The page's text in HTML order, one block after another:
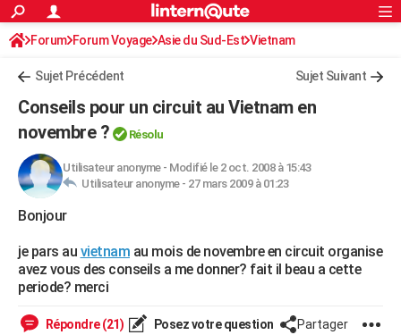
ACTUALITÉS
Politique
Société
Faits Divers
Education
Monde
Villes
+
Programme TV
Sorties cinéma
FINANCE
Retraite
Impôts
Epargne
Immobilier
Risques naturels par ville
Banque
Assurance
Crédit
AUTO
Essais
Réserver un essai
Citadines
Berlines
SUV
Forum auto
HIGH-TECH
Forum
Aménagement intérieur
Extérieur
Cuisine
Salle de bains
Jardinage
Rangement
WEEK-END
LIFESTYLE
S'inscrire
Connexion
Forum Forum Voyage Asie du Sud-Est Vietnam
Sujet Précédent Sujet Suivant
Conseils pour un circuit au Vietnam en
novembre ?
Résolu
Utilisateur anonyme- Modifié le 2 oct. 2008 à 15:43
Utilisateur anonyme - 27 mars 2009 à 01:23
Bonjour
je pars au vietnam au mois de novembre en circuit organise
avez vous des conseils a me donner? fait il beau a cette
periode? merci
Répondre (21) Posez votre question Partager